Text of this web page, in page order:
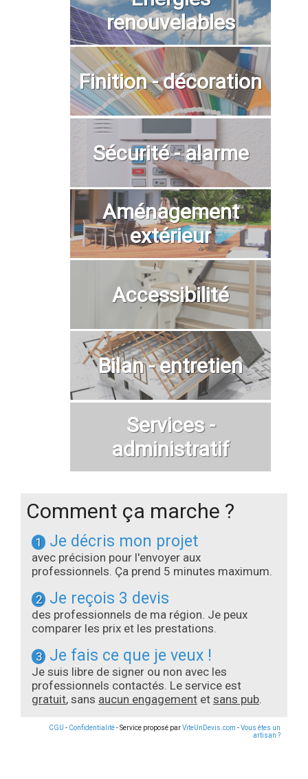
renouvelables
Finition - décoration
Sécurité - alarme
Aménagement
extérieur
Accessibilité
Bilan - entretien
Services -
administratif
Comment ça marche ?
1 Je décris mon projet
avec précision pour l'envoyer aux
professionnels. Ça prend 5 minutes maximum.
2 Je reçois 3 devis
des professionnels de ma région. Je peux
comparer les prix et les prestations.
3 Je fais ce que je veux !
Je suis libre de signer ou non avec les
professionnels contactés. Le service est
gratuit, sans aucun engagement et sans pub.
CGU - Confidentialité- Service proposé parViteUnDevis.com -Vous êtes un
artisan ?